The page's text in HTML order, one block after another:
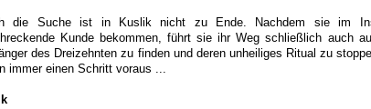
die Suche ist in Kuslik nicht zu Ende. Nachdem sie im
Kunde bekommen, führt sie ihr Weg schließlich auch
des Dreizehnten zu finden und deren unheiliges Ritual zu
immer einen Schritt voraus ...